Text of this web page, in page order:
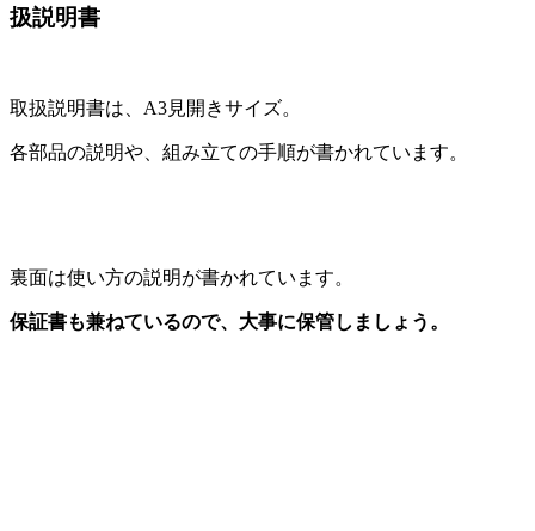
扱説明書
取扱説明書は、A3見開きサイズ。
各部品の説明や、組み立ての手順が書かれています。
裏面は使い方の説明が書かれています。
保証書も兼ねているので、大事に保管しましょう。